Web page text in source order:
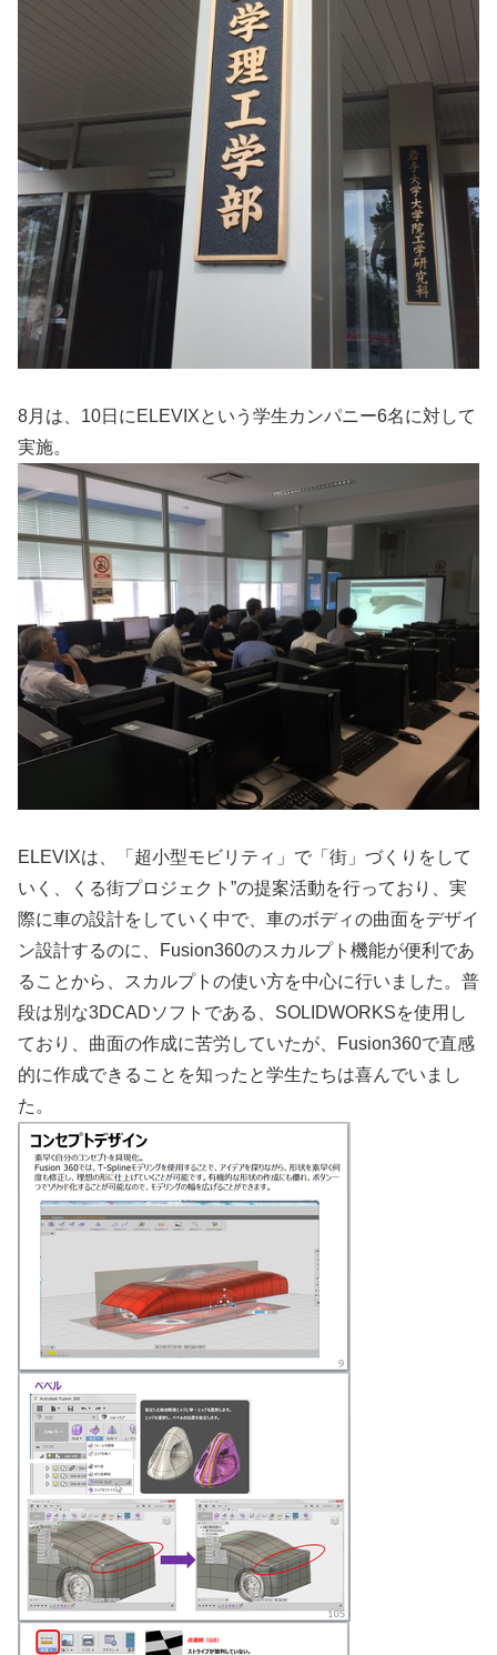
8月は、10日にELEVIXという学生カンパニー6名に対して
実施。
ELEVIXは、「超小型モビリティ」で「街」づくりをして
いく、くる街プロジェクト”の提案活動を行っており、実
際に車の設計をしていく中で、車のボディの曲面をデザイ
ン設計するのに、Fusion360のスカルプト機能が便利であ
ることから、スカルプトの使い方を中心に行いました。普
段は別な3DCADソフトである、SOLIDWORKSを使用し
ており、曲面の作成に苦労していたが、Fusion360で直感
的に作成できることを知ったと学生たちは喜んでいまし
た。